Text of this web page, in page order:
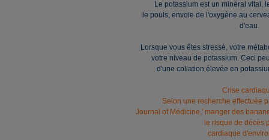
Le potassium est un minéral vital,
le pouls, envoie de l'oxygène au
d'eau.
Lorsque vous êtes stressé, votre
votre niveau de potassium. Ceci
d'une collation élevée en
Crise
Selon une recherche effectuée
Journal of Médicine,' manger des
le risque de décès
cardiaque